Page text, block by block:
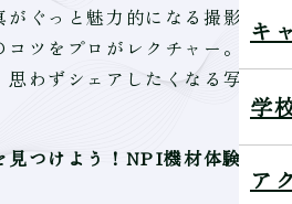
キ
学
ア
がぐっと魅力的になる撮影テ
コツをプロがレクチャー。普
わずシェアしたくなる写真
つけよう！NPI機材体験会